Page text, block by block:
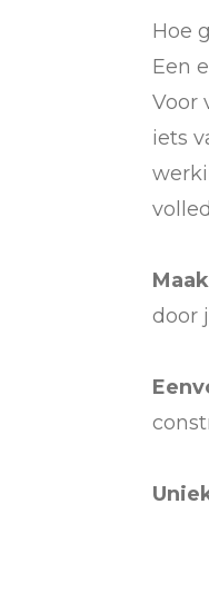
Hoe
Een
Voor
iets
door